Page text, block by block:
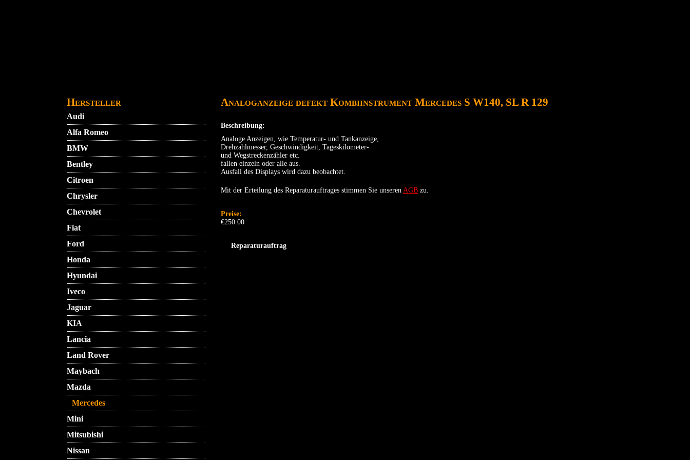
Hersteller
Audi
Alfa Romeo
BMW
Bentley
Citroen
Chrysler
Chevrolet
Fiat
Ford
Honda
Hyundai
Iveco
Jaguar
KIA
Lancia
Land Rover
Maybach
Mazda
Mercedes
Mini
Mitsubishi
Nissan
Analoganzeige defekt Kombiinstrument Mercedes S W140, SL R 129
Beschreibung:
Analoge Anzeigen, wie Temperatur- und Tankanzeige,
Drehzahlmesser, Geschwindigkeit, Tageskilometer-
und Wegstreckenzähler etc.
fallen einzeln oder alle aus.
Ausfall des Displays wird dazu beobachtet.
Mit der Erteilung des Reparaturauftrages stimmen Sie unseren AGB zu.
Preise:
€250.00
Reparaturauftrag